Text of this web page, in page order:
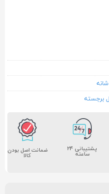
برجسته
پشتیبانی ۲۴
ساعته ضمانت اصل بودن
کالا